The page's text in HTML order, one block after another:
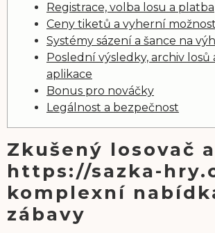
Registrace, volba losu a platba
Ceny tiketů a vyherní
Systémy sázení a šance na
Poslední výsledky, archiv losů
aplikace
Bonus pro nováčky
Legálnost a bezpečnost
Zkušený losovač a
https://sazka-
komplexní
zábavy